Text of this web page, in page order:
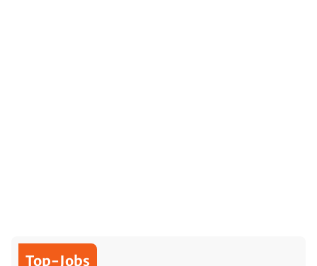
Top-Jobs